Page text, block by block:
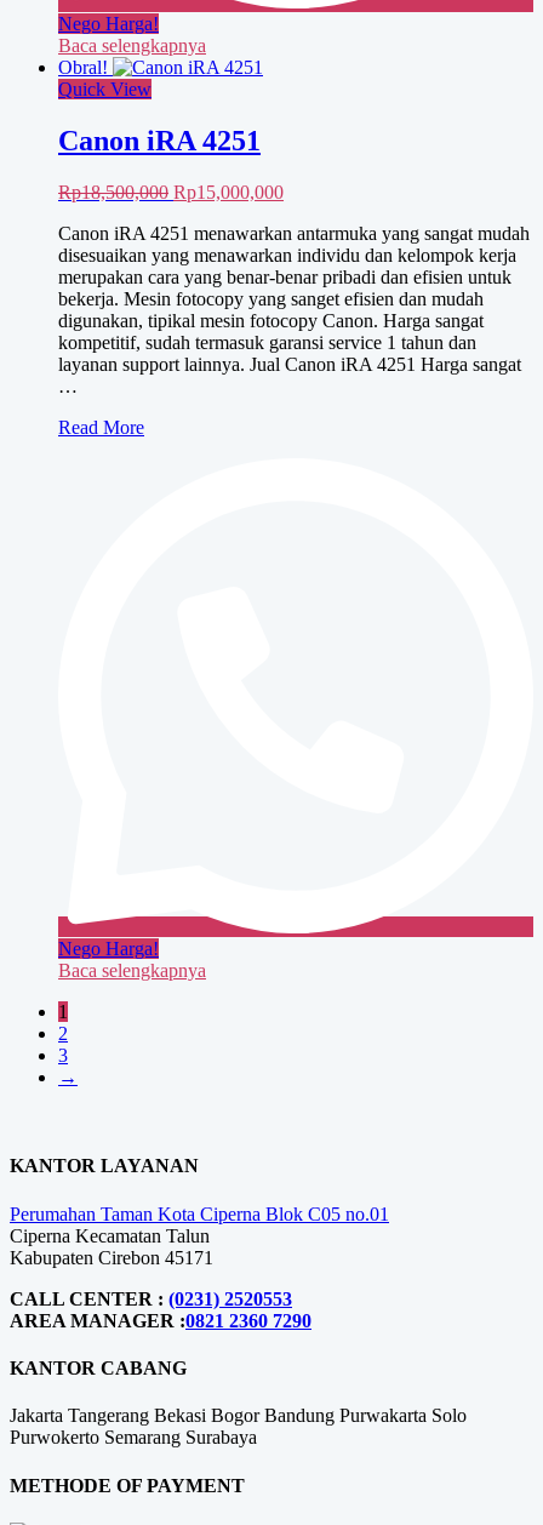
Nego Harga!
Baca selengkapnya
Obral!
Quick View
Canon iRA 4251
Rp18,500,000 Harga
adalah:
Rp18,500,000.
Rp15,000,000Harga
ini
adalah:
Rp15,000,000.
Canon iRA 4251 menawarkan antarmuka yang sangat mudah
disesuaikan yang menawarkan individu dan kelompok kerja
merupakan cara yang benar-benar pribadi dan efisien untuk
bekerja. Mesin fotocopy yang sanget efisien dan mudah
digunakan, tipikal mesin fotocopy Canon. Harga sangat
kompetitif, sudah termasuk garansi service 1 tahun dan
layanan support lainnya. Jual Canon iRA 4251 Harga sangat
…
Canon
Read More
Nego Harga!
Baca selengkapnya
1
2
3
→
KANTOR LAYANAN
Perumahan Taman Kota Ciperna Blok C05 no.01
Ciperna Kecamatan Talun
Kabupaten Cirebon 45171
CALL CENTER : (0231) 2520553
AREA MANAGER :0821 2360 7290
KANTOR CABANG
Jakarta Tangerang Bekasi BogorBandung Purwakarta Solo
Purwokerto Semarang Surabaya
METHODE OF PAYMENT